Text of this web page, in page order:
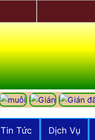
Tin Tức Dịch Vụ